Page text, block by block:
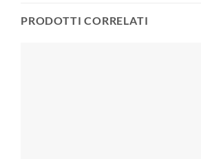
PRODOTTI CORRELATI